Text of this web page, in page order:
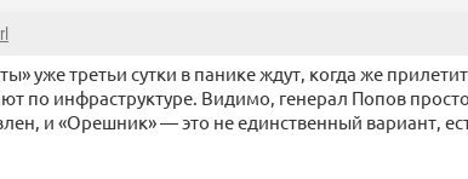
уже третьи сутки в панике ждут, когда же
по инфраструктуре. Видимо, генерал Попов
и «Орешник» — это не единственный вариант,